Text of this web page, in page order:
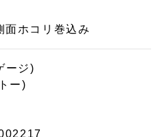
面ホコリ巻込み
ージ)
ー)